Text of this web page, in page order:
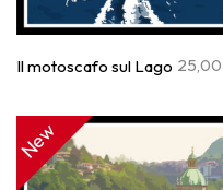
Il motoscafo sul Lago 25,00
New